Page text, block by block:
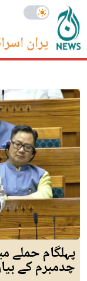
ایران
پہلگام حملے
چدمبرم کے